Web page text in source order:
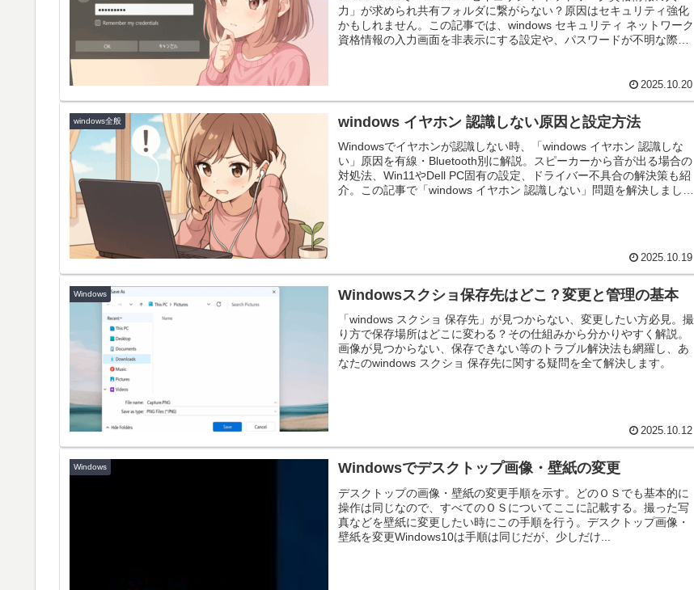
力」が求められ共有フォルダに繋がらない？原因はセキュリティ強化
かもしれません。この記事では、windows セキュリティ ネットワーク
資格情報の入力画面を非表示にする設定や、パスワードが不明な際の
2025.10.20
windows全般 windows イヤホン 認識しない原因と設定方法
Windowsでイヤホンが認識しない時、「windows イヤホン 認識しな
い」原因を有線・Bluetooth別に解説。スピーカーから音が出る場合の
対処法、Win11やDell PC固有の設定、ドライバー不具合の解決策も紹
介。この記事で「windows イヤホン 認識しない」問題を解決しましょ
2025.10.19
Windows Windowsスクショ保存先はどこ？変更と管理の基本
「windows スクショ 保存先」が見つからない、変更したい方必見。撮
り方で保存場所はどこに変わる？その仕組みから分かりやすく解説。
画像が見つからない、保存できない等のトラブル解決法も網羅し、あ
なたのwindows スクショ 保存先に関する疑問を全て解決します。
2025.10.12
Windows Windowsでデスクトップ画像・壁紙の変更
デスクトップの画像・壁紙の変更手順を示す。どのＯＳでも基本的に
操作は同じなので、すべてのＯＳについてここに記載する。撮った写
真などを壁紙に変更したい時にこの手順を行う。デスクトップ画像・
壁紙を変更Windows10は手順は同じだが、少しだけ...